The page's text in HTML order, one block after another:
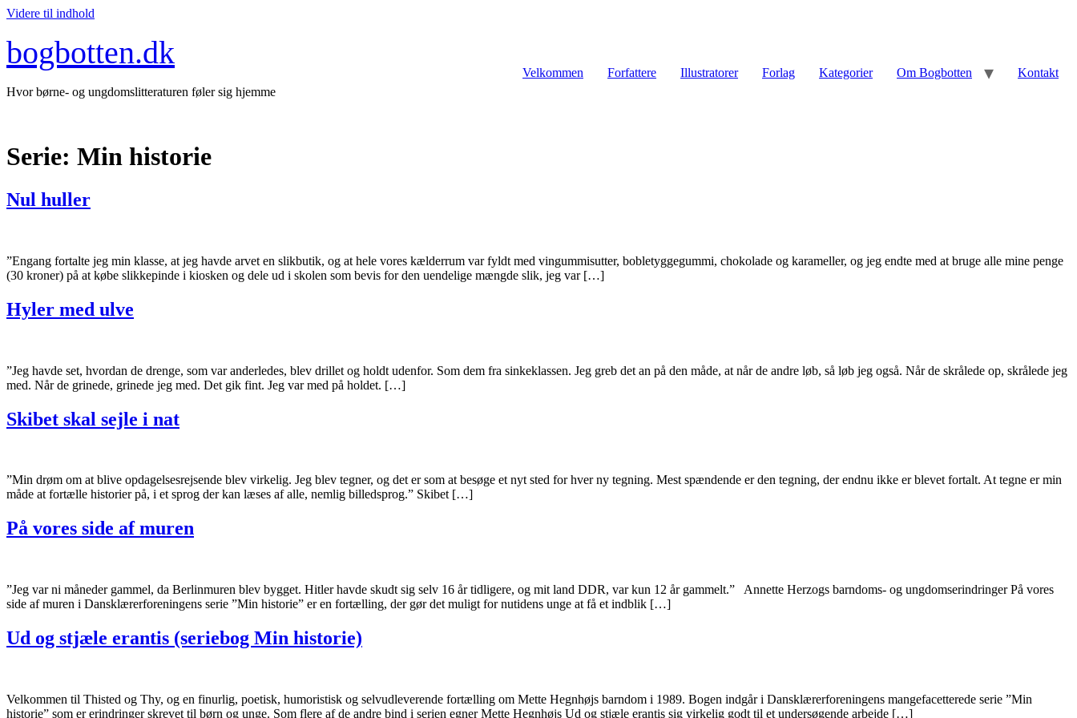
Videre til indhold
bogbotten.dk
Hvor børne- og ungdomslitteraturen føler sig hjemme
Velkommen Forfattere Illustratorer Forlag Kategorier Om Bogbotten Kontakt
Serie: Min historie
Nul huller
”Engang fortalte jeg min klasse, at jeg havde arvet en slikbutik, og at hele vores kælderrum var fyldt med vingummisutter, bobletyggegummi, chokolade og karameller, og jeg endte med at bruge alle mine penge
(30 kroner) på at købe slikkepinde i kiosken og dele ud i skolen som bevis for den uendelige mængde slik, jeg var […]
Hyler med ulve
”Jeg havde set, hvordan de drenge, som var anderledes, blev drillet og holdt udenfor. Som dem fra sinkeklassen. Jeg greb det an på den måde, at når de andre løb, så løb jeg også. Når de skrålede op, skrålede jeg
med. Når de grinede, grinede jeg med. Det gik fint. Jeg var med på holdet. […]
Skibet skal sejle i nat
”Min drøm om at blive opdagelsesrejsende blev virkelig. Jeg blev tegner, og det er som at besøge et nyt sted for hver ny tegning. Mest spændende er den tegning, der endnu ikke er blevet fortalt. At tegne er min
måde at fortælle historier på, i et sprog der kan læses af alle, nemlig billedsprog.” Skibet […]
På vores side af muren
”Jeg var ni måneder gammel, da Berlinmuren blev bygget. Hitler havde skudt sig selv 16 år tidligere, og mit land DDR, var kun 12 år gammelt.” Annette Herzogs barndoms- og ungdomserindringer På vores
side af muren i Dansklærerforeningens serie ”Min historie” er en fortælling, der gør det muligt for nutidens unge at få et indblik […]
Ud og stjæle erantis (seriebog Min historie)
Velkommen til Thisted og Thy, og en finurlig, poetisk, humoristisk og selvudleverende fortælling om Mette Hegnhøjs barndom i 1989. Bogen indgår i Dansklærerforeningens mangefacetterede serie ”Min
historie” som er erindringer skrevet til børn og unge. Som flere af de andre bind i serien egner Mette Hegnhøjs Ud og stjæle erantis sig virkelig godt til et undersøgende arbejde […]